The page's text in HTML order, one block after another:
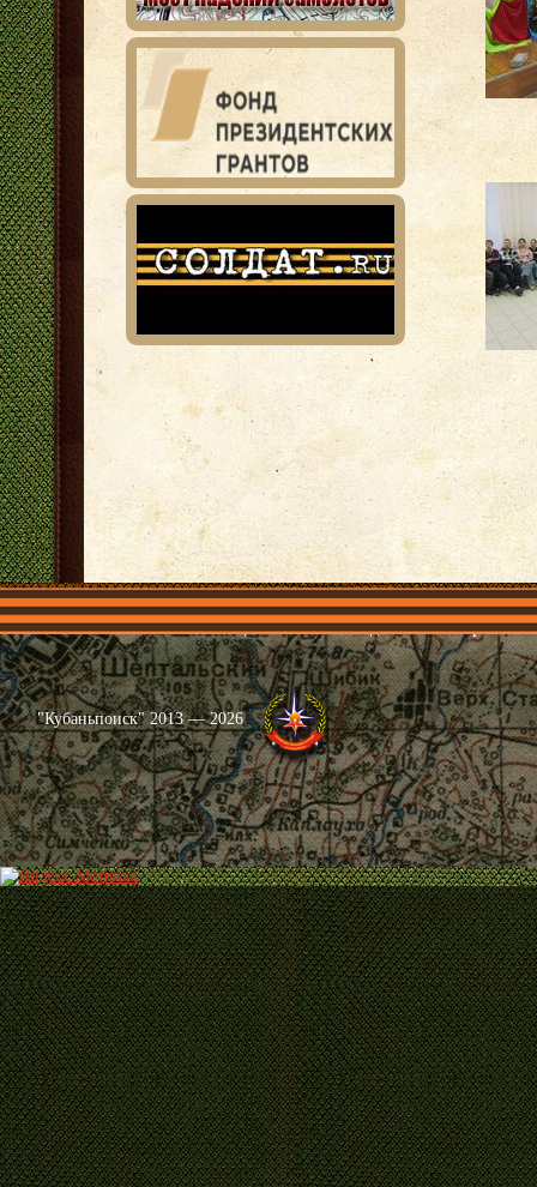
Главная Имена Общественные объединения Проекты
"Кубаньпоиск" 2013 — 2026